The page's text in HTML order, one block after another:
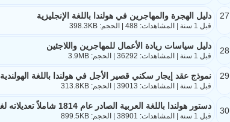
27 دليل الهجرة والمهاجرين في هولندا باللغة الإنجليزية
قبل 1 سنة | المشاهدات: 488 | الحجم: 398.3KB
28 دليل سياسات ريادة الأعمال للمهاجرين واللاجئين
قبل 1 سنة | المشاهدات: 36292 | الحجم: 3.9MB
29 نموذج عقد إيجار سكني قصير الأجل في هولندا باللغة الهولندية
قبل 1 سنة | المشاهدات: 39013 | الحجم: 313.8KB
30 دستور هولندا باللغة العربية الصادر عام 1814 شاملاً تعديلاته لغاية عام 2008
قبل 1 سنة | المشاهدات: 38901 | الحجم: 899.5KB